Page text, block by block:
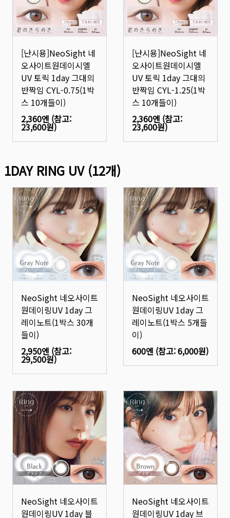
[난시용]NeoSight 네
오사이트원데이시엘
UV 토릭 1day 그대의
반짝임 CYL-0.75(1박
스 10개들이)
2,360엔 (참고:
23,600원)
[난시용]NeoSight 네
오사이트원데이시엘
UV 토릭 1day 그대의
반짝임 CYL-1.25(1박
스 10개들이)
2,360엔 (참고:
23,600원)
1DAY RING UV(12개)
NeoSight 네오사이트
원데이링UV 1day 그
레이노트(1박스 30개
들이)
2,950엔 (참고:
29,500원)
NeoSight 네오사이트
원데이링UV 1day 그
레이노트(1박스 5개들
이)
600엔 (참고:6,000원)
NeoSight 네오사이트
원데이링UV 1day 블
NeoSight 네오사이트
원데이링UV 1day 브